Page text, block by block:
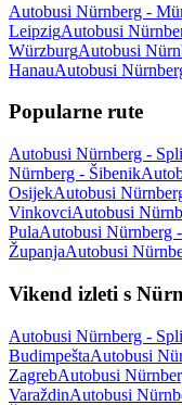
Autobusi Nürnberg -
LeipzigAutobusi
WürzburgAutobusi
HanauAutobusi
Popularne rute
Autobusi Nürnberg -
Nürnberg - Šibenik
OsijekAutobusi
VinkovciAutobusi
PulaAutobusi Nürnberg
ŽupanjaAutobusi
Vikend izleti s
Autobusi Nürnberg -
BudimpeštaAutobusi
ZagrebAutobusi
VaraždinAutobusi